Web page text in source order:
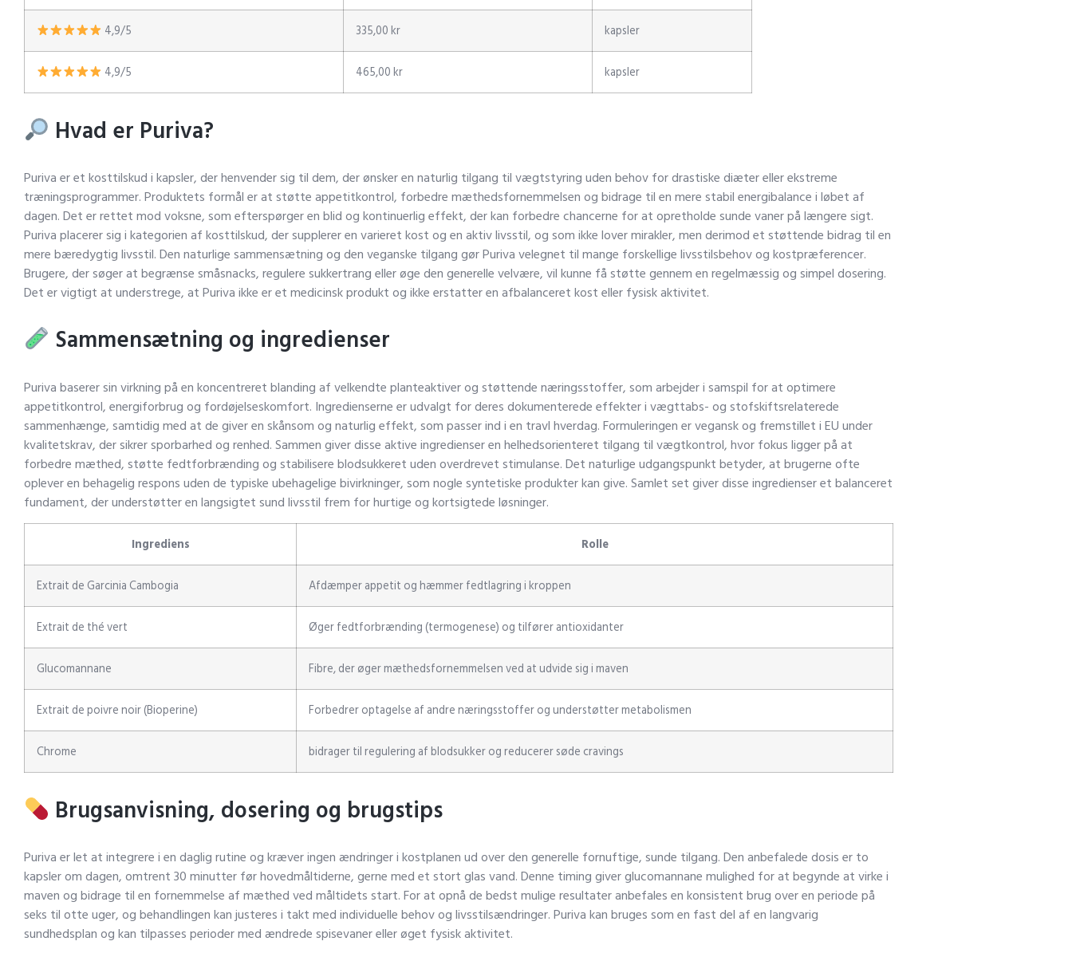
4,9/5 335,00 kr kapsler
4,9/5 465,00 kr kapsler
Hvad er Puriva?
Puriva er et kosttilskud i kapsler, der henvender sig til dem, der ønsker en naturlig tilgang til vægtstyring uden behov for drastiske diæter eller ekstreme
træningsprogrammer. Produktets formål er at støtte appetitkontrol, forbedre mæthedsfornemmelsen og bidrage til en mere stabil energibalance i løbet af
dagen. Det er rettet mod voksne, som efterspørger en blid og kontinuerlig effekt, der kan forbedre chancerne for at opretholde sunde vaner på længere sigt.
Puriva placerer sig i kategorien af kosttilskud, der supplerer en varieret kost og en aktiv livsstil, og som ikke lover mirakler, men derimod et støttende bidrag til en
mere bæredygtig livsstil. Den naturlige sammensætning og den veganske tilgang gør Puriva velegnet til mange forskellige livsstilsbehov og kostpræferencer.
Brugere, der søger at begrænse småsnacks, regulere sukkertrang eller øge den generelle velvære, vil kunne få støtte gennem en regelmæssig og simpel dosering.
Det er vigtigt at understrege, at Puriva ikke er et medicinsk produkt og ikke erstatter en afbalanceret kost eller fysisk aktivitet.
Sammensætning og ingredienser
Puriva baserer sin virkning på en koncentreret blanding af velkendte planteaktiver og støttende næringsstoffer, som arbejder i samspil for at optimere
appetitkontrol, energiforbrug og fordøjelseskomfort. Ingredienserne er udvalgt for deres dokumenterede effekter i vægttabs- og stofskiftsrelaterede
sammenhænge, samtidig med at de giver en skånsom og naturlig effekt, som passer ind i en travl hverdag. Formuleringen er vegansk og fremstillet i EU under
kvalitetskrav, der sikrer sporbarhed og renhed. Sammen giver disse aktive ingredienser en helhedsorienteret tilgang til vægtkontrol, hvor fokus ligger på at
forbedre mæthed, støtte fedtforbrænding og stabilisere blodsukkeret uden overdrevet stimulanse. Det naturlige udgangspunkt betyder, at brugerne ofte
oplever en behagelig respons uden de typiske ubehagelige bivirkninger, som nogle syntetiske produkter kan give. Samlet set giver disse ingredienser et balanceret
fundament, der understøtter en langsigtet sund livsstil frem for hurtige og kortsigtede løsninger.
Ingrediens Rolle
Extrait de Garcinia Cambogia Afdæmper appetit og hæmmer fedtlagring i kroppen
Extrait de thé vert Øger fedtforbrænding (termogenese) og tilfører antioxidanter
Glucomannane Fibre, der øger mæthedsfornemmelsen ved at udvide sig i maven
Extrait de poivre noir (Bioperine) Forbedrer optagelse af andre næringsstoffer og understøtter metabolismen
Chrome bidrager til regulering af blodsukker og reducerer søde cravings
Brugsanvisning, dosering og brugstips
Puriva er let at integrere i en daglig rutine og kræver ingen ændringer i kostplanen ud over den generelle fornuftige, sunde tilgang. Den anbefalede dosis er to
kapsler om dagen, omtrent 30 minutter før hovedmåltiderne, gerne med et stort glas vand. Denne timing giver glucomannane mulighed for at begynde at virke i
maven og bidrage til en fornemmelse af mæthed ved måltidets start. For at opnå de bedst mulige resultater anbefales en konsistent brug over en periode på
seks til otte uger, og behandlingen kan justeres i takt med individuelle behov og livsstilsændringer. Puriva kan bruges som en fast del af en langvarig
sundhedsplan og kan tilpasses perioder med ændrede spisevaner eller øget fysisk aktivitet.